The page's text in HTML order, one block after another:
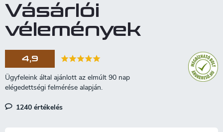
élezett - használatra kész.
Vásárlói
vélemények
4,9
1240 értékelés